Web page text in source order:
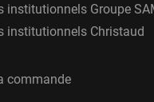
institutionnels Groupe
institutionnels Christaud
commande